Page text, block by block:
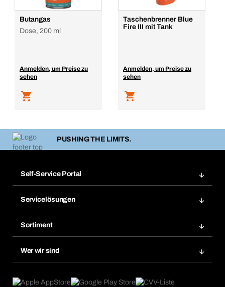
Butangas
Dose, 200 ml
Anmelden, um Preise zu
sehen
Taschenbrenner Blue
Fire III mit Tank
Anmelden, um Preise zu
sehen
PUSHING THE LIMITS.
Self-Service Portal
Merklisten
Nachbestellung
Dauerauftrag
Servicelösungen
Gefahrenstoffdatenbank
eProcurement
Produktfinder
Sortiment
Wer wir sind
Was uns antreibt